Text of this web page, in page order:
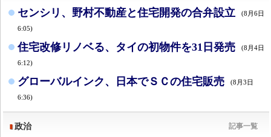
センシリ、野村不動産と住宅開発の合弁設立 (8月6日
6:05)
住宅改修リノベる、タイの初物件を31日発売 (8月4日
6:12)
グローバルインク、日本でＳＣの住宅販売 (8月3日
6:36)
政治 記事一覧